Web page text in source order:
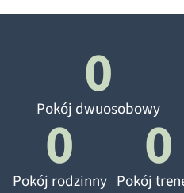
Pokój0
Pokój rodzinny
0
Pokój dwuosobowy
0